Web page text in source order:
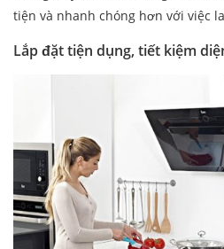
tiện và nhanh chóng hơn với việc
Lắp đặt tiện dụng, tiết kiệm